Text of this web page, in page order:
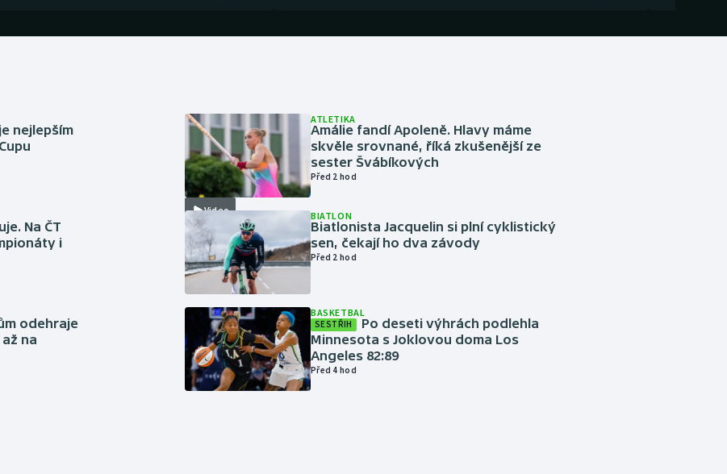
nejlepším
Na ČT
i
odehraje
na
Video
ATLETIKA
Amálie fandí Apoleně. Hlavy máme
skvěle srovnané, říká zkušenější ze
sester Švábíkových
Před 2 hod
BIATLON
Biatlonista Jacquelin si plní cyklistický
sen, čekají ho dva závody
Před 2 hod
BASKETBAL
SESTŘIH
Po deseti výhrách podlehla
Minnesota s Joklovou doma Los
Angeles 82:89
Před 4 hod